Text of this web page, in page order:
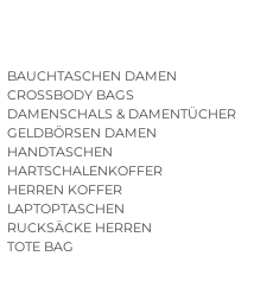
BAUCHTASCHEN DAMEN
CROSSBODY BAGS
DAMENSCHALS & DAMENTÜCHER
GELDBÖRSEN DAMEN
HANDTASCHEN
HARTSCHALENKOFFER
HERREN KOFFER
LAPTOPTASCHEN
RUCKSÄCKE HERREN
TOTE BAG